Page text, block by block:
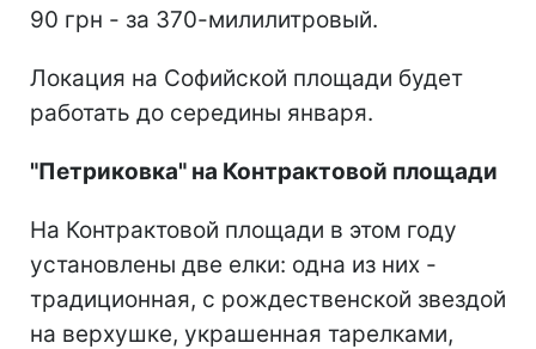
90 грн - за 370-милилитровый.
Локация на Софийской площади будет
работать до середины января.
"Петриковка" на Контрактовой площади
На Контрактовой площади в этом году
установлены две елки: одна из них -
традиционная, с рождественской звездой
на верхушке, украшенная тарелками,